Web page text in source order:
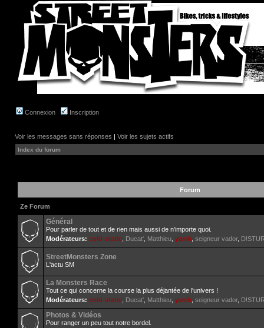
Connexion Inscription
Voir les messages sans réponses | Voir les sujets actifs
Index du forum
Forum
Ze Forum
Général
Pour parler de tout et de rien mais aussi de n'importe quoi.
Modérateurs: cold-static Ducat' Matthieu yanik seigneur vador,
StreetMonsters Zone
L'actu SM
La Monsters Race
Tout ce qui concerne la course la plus déjantée de l'univers !
Modérateurs: cold-static Ducat' Matthieu yanik seigneur vador,
Photos & Vidéos
Pour ranger un peu tout notre bordel.